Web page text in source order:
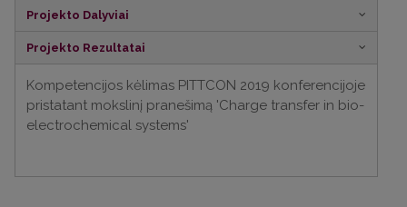
Projekto Dalyviai
Projekto Rezultatai
Kompetencijos kėlimas PITTCON 2019 konferencijoje
pristatant mokslinį pranešimą 'Charge transfer in bio-
electrochemical systems'